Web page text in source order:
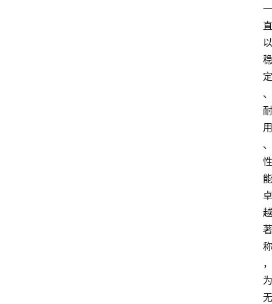
一
直
以
稳
定
、
耐
用
、
性
能
卓
越
著
称
，
为
无